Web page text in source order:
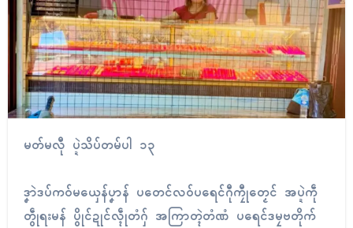
မတ်မလီု ပ္ဍဲသိပ်တမ်ပါ ၁၃
ဒၞာဲဒပ်ကဝ်မယှေန်ပၞာန် ပတေင်လဝ်ပရေၚ်ဂီုကၠီုတၟေၚ် အပ္ဍဲကဵု
တွဵုရးမန် ပွိုၚ်ဍုၚ်လ္ၚဵုတံဂှ် အကြာတ္ၚဲတံဏံ ပရေၚ်ဒမၠဗတိုက်